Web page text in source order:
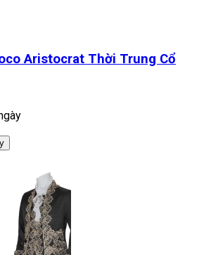
Aristocrat Thời Trung Cổ